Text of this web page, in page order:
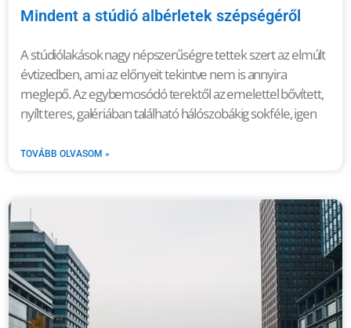
Mindent a stúdió albérletek szépségéről
A stúdiólakások nagy népszerűségre tettek szert az elmúlt
évtizedben, ami az előnyeit tekintve nem is annyira
meglepő. Az egybemosódó terektől az emelettel bővített,
nyílt teres, galériában található hálószobákig sokféle, igen
TOVÁBB OLVASOM »